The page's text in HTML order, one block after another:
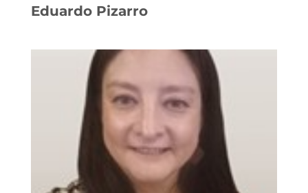
Eduardo Pizarro